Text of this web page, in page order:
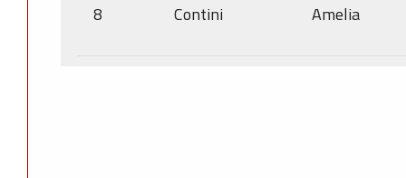
8 Contini Amelia